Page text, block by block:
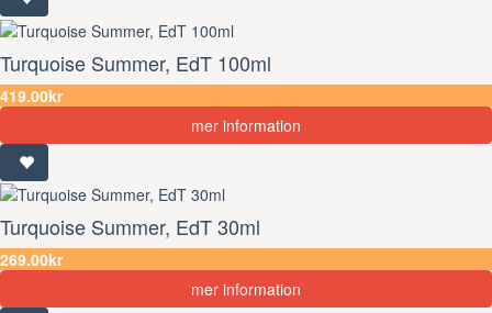
Turquoise Summer, EdT 100ml
419.00kr
mer information
Turquoise Summer, EdT 30ml
269.00kr
mer information